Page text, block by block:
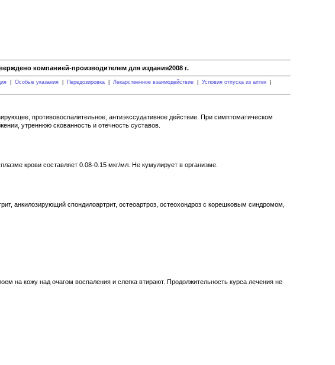
компанией-производителем для издания2008 г.
Особые указания Передозировка Лекарственное взаимодействие Условия отпуска из аптек
противовоспалительное, антиэкссудативное действие. При симптоматическом
утреннюю скованность и отечность суставов.
крови составляет 0.08-0.15 мкг/мл. Не кумулирует в организме.
анкилозирующий спондилоартрит, остеоартроз, остеохондроз с корешковым синдромом,
на кожу над очагом воспаления и слегка втирают. Продолжительность курса лечения не